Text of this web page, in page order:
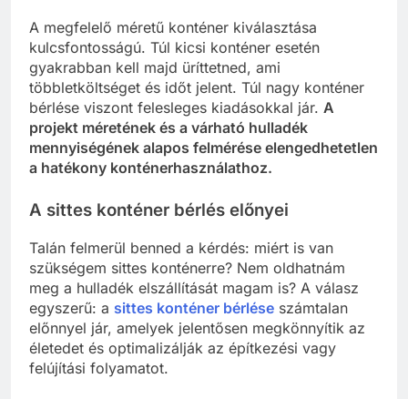
A megfelelő méretű konténer kiválasztása
kulcsfontosságú. Túl kicsi konténer esetén
gyakrabban kell majd üríttetned, ami
többletköltséget és időt jelent. Túl nagy konténer
bérlése viszont felesleges kiadásokkal jár. A
projekt méretének és a várható hulladék
mennyiségének alapos felmérése elengedhetetlen
a hatékony konténerhasználathoz.
A sittes konténer bérlés előnyei
Talán felmerül benned a kérdés: miért is van
szükségem sittes konténerre? Nem oldhatnám
meg a hulladék elszállítását magam is? A válasz
egyszerű: a sittes konténer bérlése számtalan
előnnyel jár, amelyek jelentősen megkönnyítik az
életedet és optimalizálják az építkezési vagy
felújítási folyamatot.